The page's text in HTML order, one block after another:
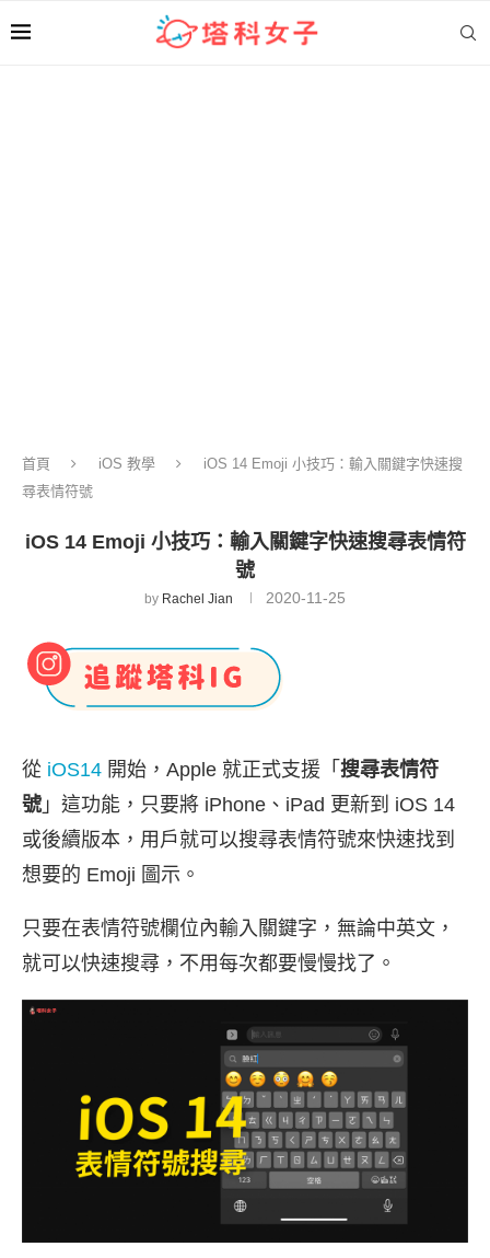
首頁 iOS 教學
iOS 14 Emoji 小技巧：輸入關鍵字快速搜
尋表情符號
iOS 14 Emoji 小技巧：輸入關鍵字快速搜尋表情符
號
by Rachel Jian 2020-11-25
從 iOS14 開始，Apple 就正式支援「 搜尋表情符
號」這功能，只要將 iPhone、iPad 更新到 iOS 14
或後續版本，用戶就可以搜尋表情符號來快速找到
想要的 Emoji 圖示。
只要在表情符號欄位內輸入關鍵字，無論中英文，
就可以快速搜尋，不用每次都要慢慢找了。